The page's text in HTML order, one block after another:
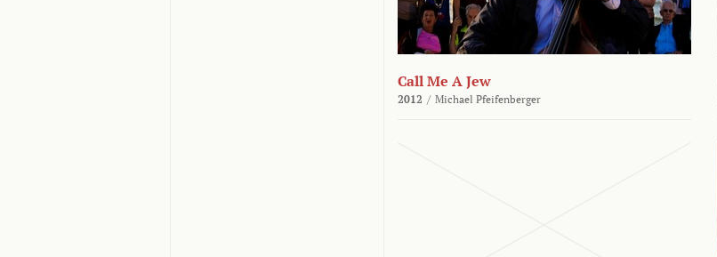
Call Me A Jew
2012 / Michael Pfeifenberger